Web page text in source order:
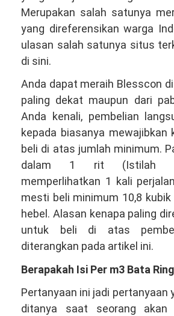
Merupakan salah satunya
yang direferensikan warga
ulasan salah satunya situs
di sini.
Anda dapat meraih Blesscon
paling dekat maupun dari
Anda kenali, pembelian
kepada biasanya mewajibkan
beli di atas jumlah minimum.
dalam 1 rit (Istilah
memperlihatkan 1 kali
mesti beli minimum 10,8
hebel. Alasan kenapa paling
untuk beli di atas
diterangkan pada artikel ini.
Berapakah Isi Per m3 Bata
Pertanyaan ini jadi pertanyaan
ditanya saat seorang akan